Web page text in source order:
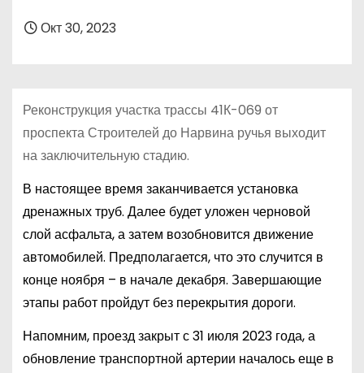
Окт 30, 2023
Реконструкция участка трассы 41К-069 от
проспекта Строителей до Нарвина ручья выходит
на заключительную стадию.
В настоящее время заканчивается установка
дренажных труб. Далее будет уложен черновой
слой асфальта, а затем возобновится движение
автомобилей. Предполагается, что это случится в
конце ноября – в начале декабря. Завершающие
этапы работ пройдут без перекрытия дороги.
Напомним, проезд закрыт с 31 июля 2023 года, а
обновление транспортной артерии началось еще в